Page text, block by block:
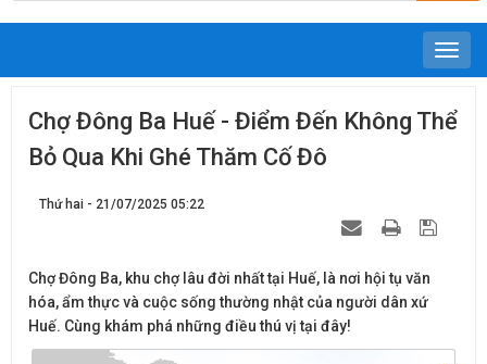
Chợ Đông Ba Huế - Điểm Đến Không Thể
Bỏ Qua Khi Ghé Thăm Cố Đô
Thứ hai - 21/07/2025 05:22
Chợ Đông Ba, khu chợ lâu đời nhất tại Huế, là nơi hội tụ văn
hóa, ẩm thực và cuộc sống thường nhật của người dân xứ
Huế. Cùng khám phá những điều thú vị tại đây!